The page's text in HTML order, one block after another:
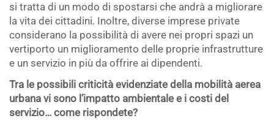
si tratta di un modo di spostarsi che andrà a migliorare
la vita dei cittadini. Inoltre, diverse imprese private
considerano la possibilità di avere nei propri spazi un
vertiporto un miglioramento delle proprie infrastrutture
e un servizio in più da offrire ai dipendenti.
Tra le possibili criticità evidenziate della mobilità aerea
urbana vi sono l’impatto ambientale e i costi del
servizio… come rispondete?